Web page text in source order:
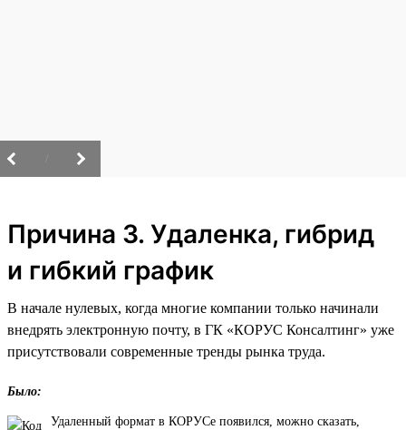
Причина 3. Удаленка, гибрид
и гибкий график
В начале нулевых, когда многие компании только начинали
внедрять электронную почту, в ГК «КОРУС Консалтинг» уже
присутствовали современные тренды рынка труда.
Было:
Удаленный формат в КОРУСе появился, можно сказать,